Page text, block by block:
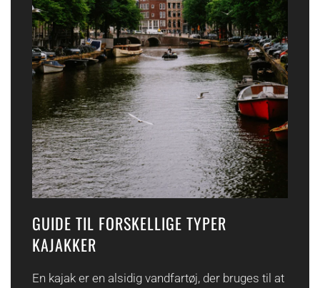
GUIDE TIL FORSKELLIGE TYPER
KAJAKKER
En kajak er en alsidig vandfartøj, der bruges til at